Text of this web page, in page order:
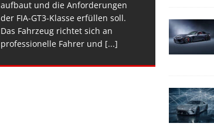
aufbaut und die Anforderungen
der FIA-GT3-Klasse erfüllen soll.
Das Fahrzeug richtet sich an
professionelle Fahrer und [...]